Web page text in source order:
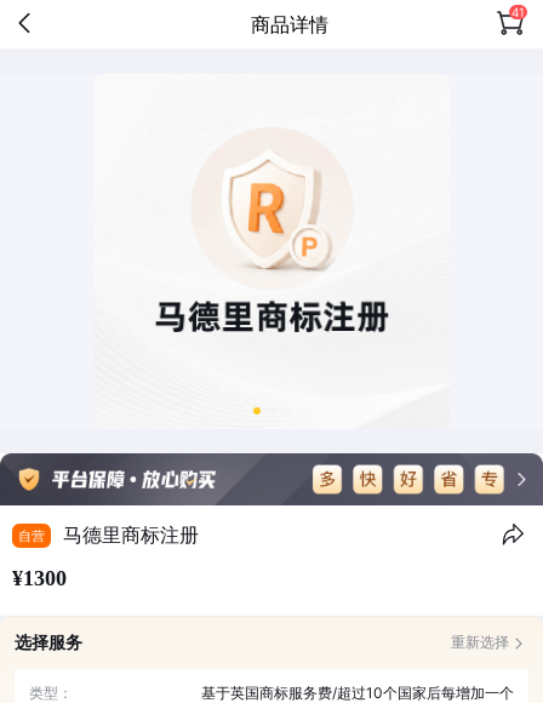
商品详情 41
自营 马德里商标注册
¥1300
选择服务 重新选择
类型： 基于英国商标服务费/超过10个国家后每增加一个